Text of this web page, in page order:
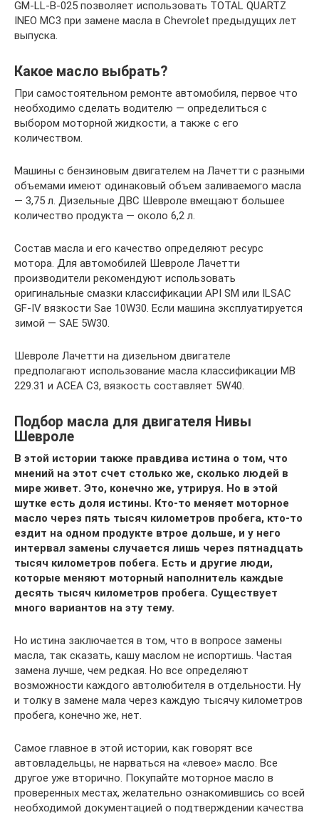
GM-LL-B-025 позволяет использовать TOTAL QUARTZ
INEO MC3 при замене масла в Chevrolet предыдущих лет
выпуска.
Какое масло выбрать?
При самостоятельном ремонте автомобиля, первое что
необходимо сделать водителю — определиться с
выбором моторной жидкости, а также с его
количеством.
Машины с бензиновым двигателем на Лачетти с разными
объемами имеют одинаковый объем заливаемого масла
— 3,75 л. Дизельные ДВС Шевроле вмещают большее
количество продукта — около 6,2 л.
Состав масла и его качество определяют ресурс
мотора. Для автомобилей Шевроле Лачетти
производители рекомендуют использовать
оригинальные смазки классификации API SM или ILSAC
GF-IV вязкости Sae 10W30. Если машина эксплуатируется
зимой — SAE 5W30.
Шевроле Лачетти на дизельном двигателе
предполагают использование масла классификации МВ
229.31 и АСЕА С3, вязкость составляет 5W40.
Подбор масла для двигателя Нивы
Шевроле
В этой истории также правдива истина о том, что
мнений на этот счет столько же, сколько людей в
мире живет. Это, конечно же, утрируя. Но в этой
шутке есть доля истины. Кто-то меняет моторное
масло через пять тысяч километров пробега, кто-то
ездит на одном продукте втрое дольше, и у него
интервал замены случается лишь через пятнадцать
тысяч километров побега. Есть и другие люди,
которые меняют моторный наполнитель каждые
десять тысяч километров пробега. Существует
много вариантов на эту тему.
Но истина заключается в том, что в вопросе замены
масла, так сказать, кашу маслом не испортишь. Частая
замена лучше, чем редкая. Но все определяют
возможности каждого автолюбителя в отдельности. Ну
и толку в замене мала через каждую тысячу километров
пробега, конечно же, нет.
Самое главное в этой истории, как говорят все
автовладельцы, не нарваться на «левое» масло. Все
другое уже вторично. Покупайте моторное масло в
проверенных местах, желательно ознакомившись со всей
необходимой документацией о подтверждении качества